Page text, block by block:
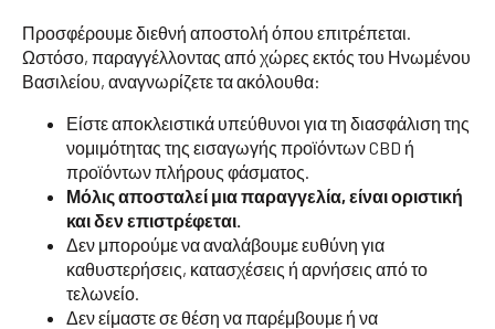
Προσφέρουμε διεθνή αποστολή όπου επιτρέπεται.
Ωστόσο, παραγγέλλοντας από χώρες εκτός του Ηνωμένου
Βασιλείου, αναγνωρίζετε τα ακόλουθα:
Είστε αποκλειστικά υπεύθυνοι για τη διασφάλιση της
νομιμότητας της εισαγωγής προϊόντων CBD ή
προϊόντων πλήρους φάσματος.
Μόλις αποσταλεί μια παραγγελία, είναι οριστική
και δεν επιστρέφεται.
Δεν μπορούμε να αναλάβουμε ευθύνη για
καθυστερήσεις, κατασχέσεις ή αρνήσεις από το
τελωνείο.
Δεν είμαστε σε θέση να παρέμβουμε ή να